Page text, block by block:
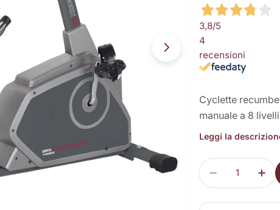
3,8/5
4
recensioni
Cyclette
manuale a 8
Leggi la
Quantità
Diminuisci